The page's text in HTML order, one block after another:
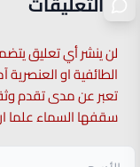
لن ينشر أي تعليق
الطائفية او العنصرية
تعبر عن مدى تقدم
سقفها السماء علما